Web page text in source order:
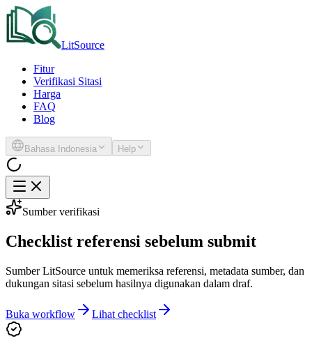
LitSource
Fitur
Verifikasi Sitasi
Harga
FAQ
Blog
Bahasa Indonesia Help
Sumber verifikasi
Checklist referensi sebelum submit
Sumber LitSource untuk memeriksa referensi, metadata sumber, dan
dukungan sitasi sebelum hasilnya digunakan dalam draf.
Buka workflow Lihat checklist